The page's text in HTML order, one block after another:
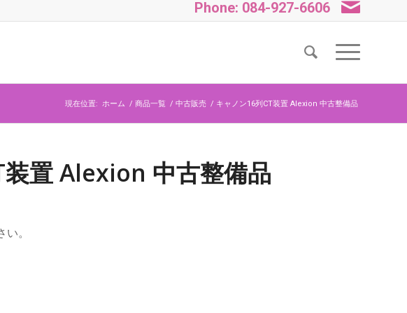
Phone: 084-927-6606
現在位置: ホーム / 商品一覧 / 中古販売 / キャノン16列CT装置 Alexion 中古整備品
置 Alexion 中古整備品
。